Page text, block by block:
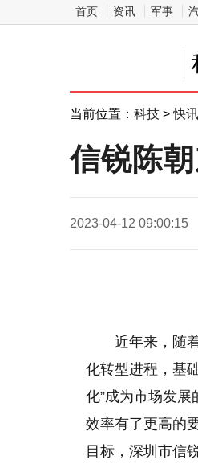
首页 资讯 军事
当前位置： 科技 >快讯
信锐陈
2023-04-12 09:00:15
近年来，随
化转型进程，基
化”成为市场发
效率有了更高的
目标，深圳市信